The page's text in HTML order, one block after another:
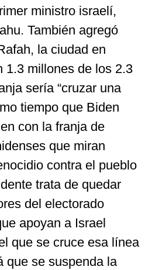
ministro israelí,
También agregó
la ciudad en
1.3 millones de los 2.3
sería “cruzar una
tiempo que Biden
con la franja de
que miran
contra el pueblo
trata de quedar
del electorado
apoyan a Israel
que se cruce esa línea
que se suspenda la